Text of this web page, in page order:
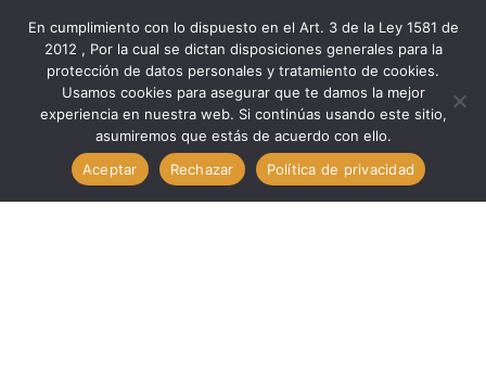
Componentes
Otros Com
Otros Com. Diodo Zener 1W 1N4736A. TECHMAN 1N4736A
En cumplimiento con lo dispuesto en el Art. 3 de la Ley 1581 de
2012 , Por la cual se dictan disposiciones generales para la
protección de datos personales y tratamiento de cookies.
Usamos cookies para asegurar que te damos la mejor
experiencia en nuestra web. Si continúas usando este sitio,
asumiremos que estás de acuerdo con ello.
Aceptar
Rechazar Política de privacidad